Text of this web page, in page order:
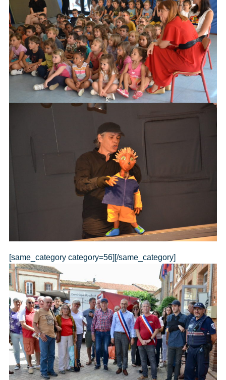
[same_category category=56][/same_category]